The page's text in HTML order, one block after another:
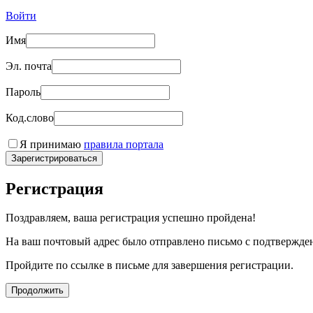
Войти
Имя
Эл. почта
Пароль
Код.слово
Я принимаю правила портала
Зарегистрироваться
Регистрация
Поздравляем, ваша регистрация успешно пройдена!
На ваш почтовый адрес было отправлено письмо с
Пройдите по ссылке в письме для завершения регистрации.
Продолжить